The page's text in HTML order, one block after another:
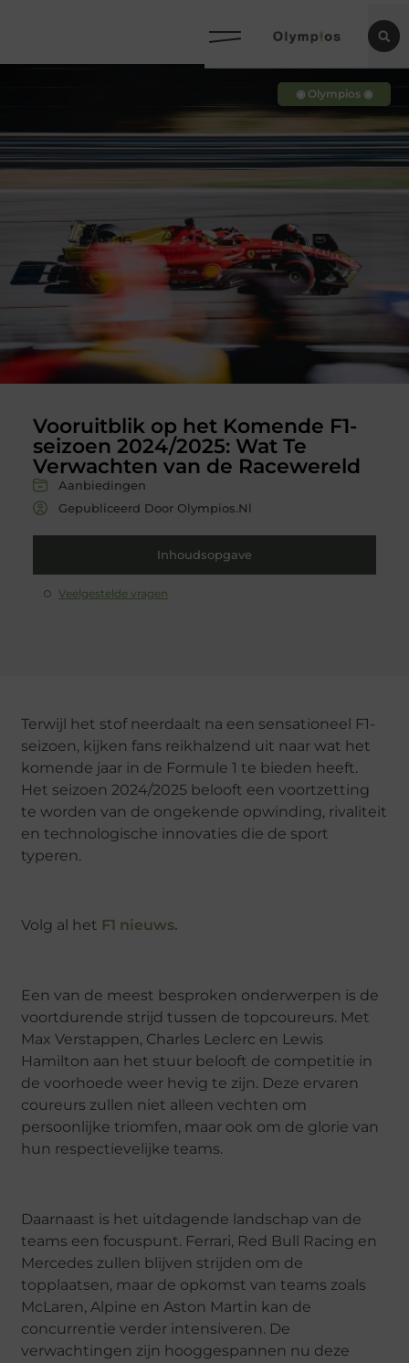
Vooruitblik op het Komende F1-
seizoen 2024/2025: Wat Te
Verwachten van de Racewereld
Aanbiedingen
Gepubliceerd Door Olympios.nl
Inhoudsopgave
Veelgestelde vragen
◉ Olympios ◉
Terwijl het stof neerdaalt na een sensationeel F1-
seizoen, kijken fans reikhalzend uit naar wat het
komende jaar in de Formule 1 te bieden heeft.
Het seizoen 2024/2025 belooft een voortzetting
te worden van de ongekende opwinding, rivaliteit
en technologische innovaties die de sport
typeren.
Volg al het F1 nieuws.
Een van de meest besproken onderwerpen is de
voortdurende strijd tussen de topcoureurs. Met
Max Verstappen, Charles Leclerc en Lewis
Hamilton aan het stuur belooft de competitie in
de voorhoede weer hevig te zijn. Deze ervaren
coureurs zullen niet alleen vechten om
persoonlijke triomfen, maar ook om de glorie van
hun respectievelijke teams.
Daarnaast is het uitdagende landschap van de
teams een focuspunt. Ferrari, Red Bull Racing en
Mercedes zullen blijven strijden om de
topplaatsen, maar de opkomst van teams zoals
McLaren, Alpine en Aston Martin kan de
concurrentie verder intensiveren. De
verwachtingen zijn hooggespannen nu deze